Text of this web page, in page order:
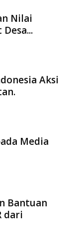
Nilai
Aksi
Media
Bantuan
dari